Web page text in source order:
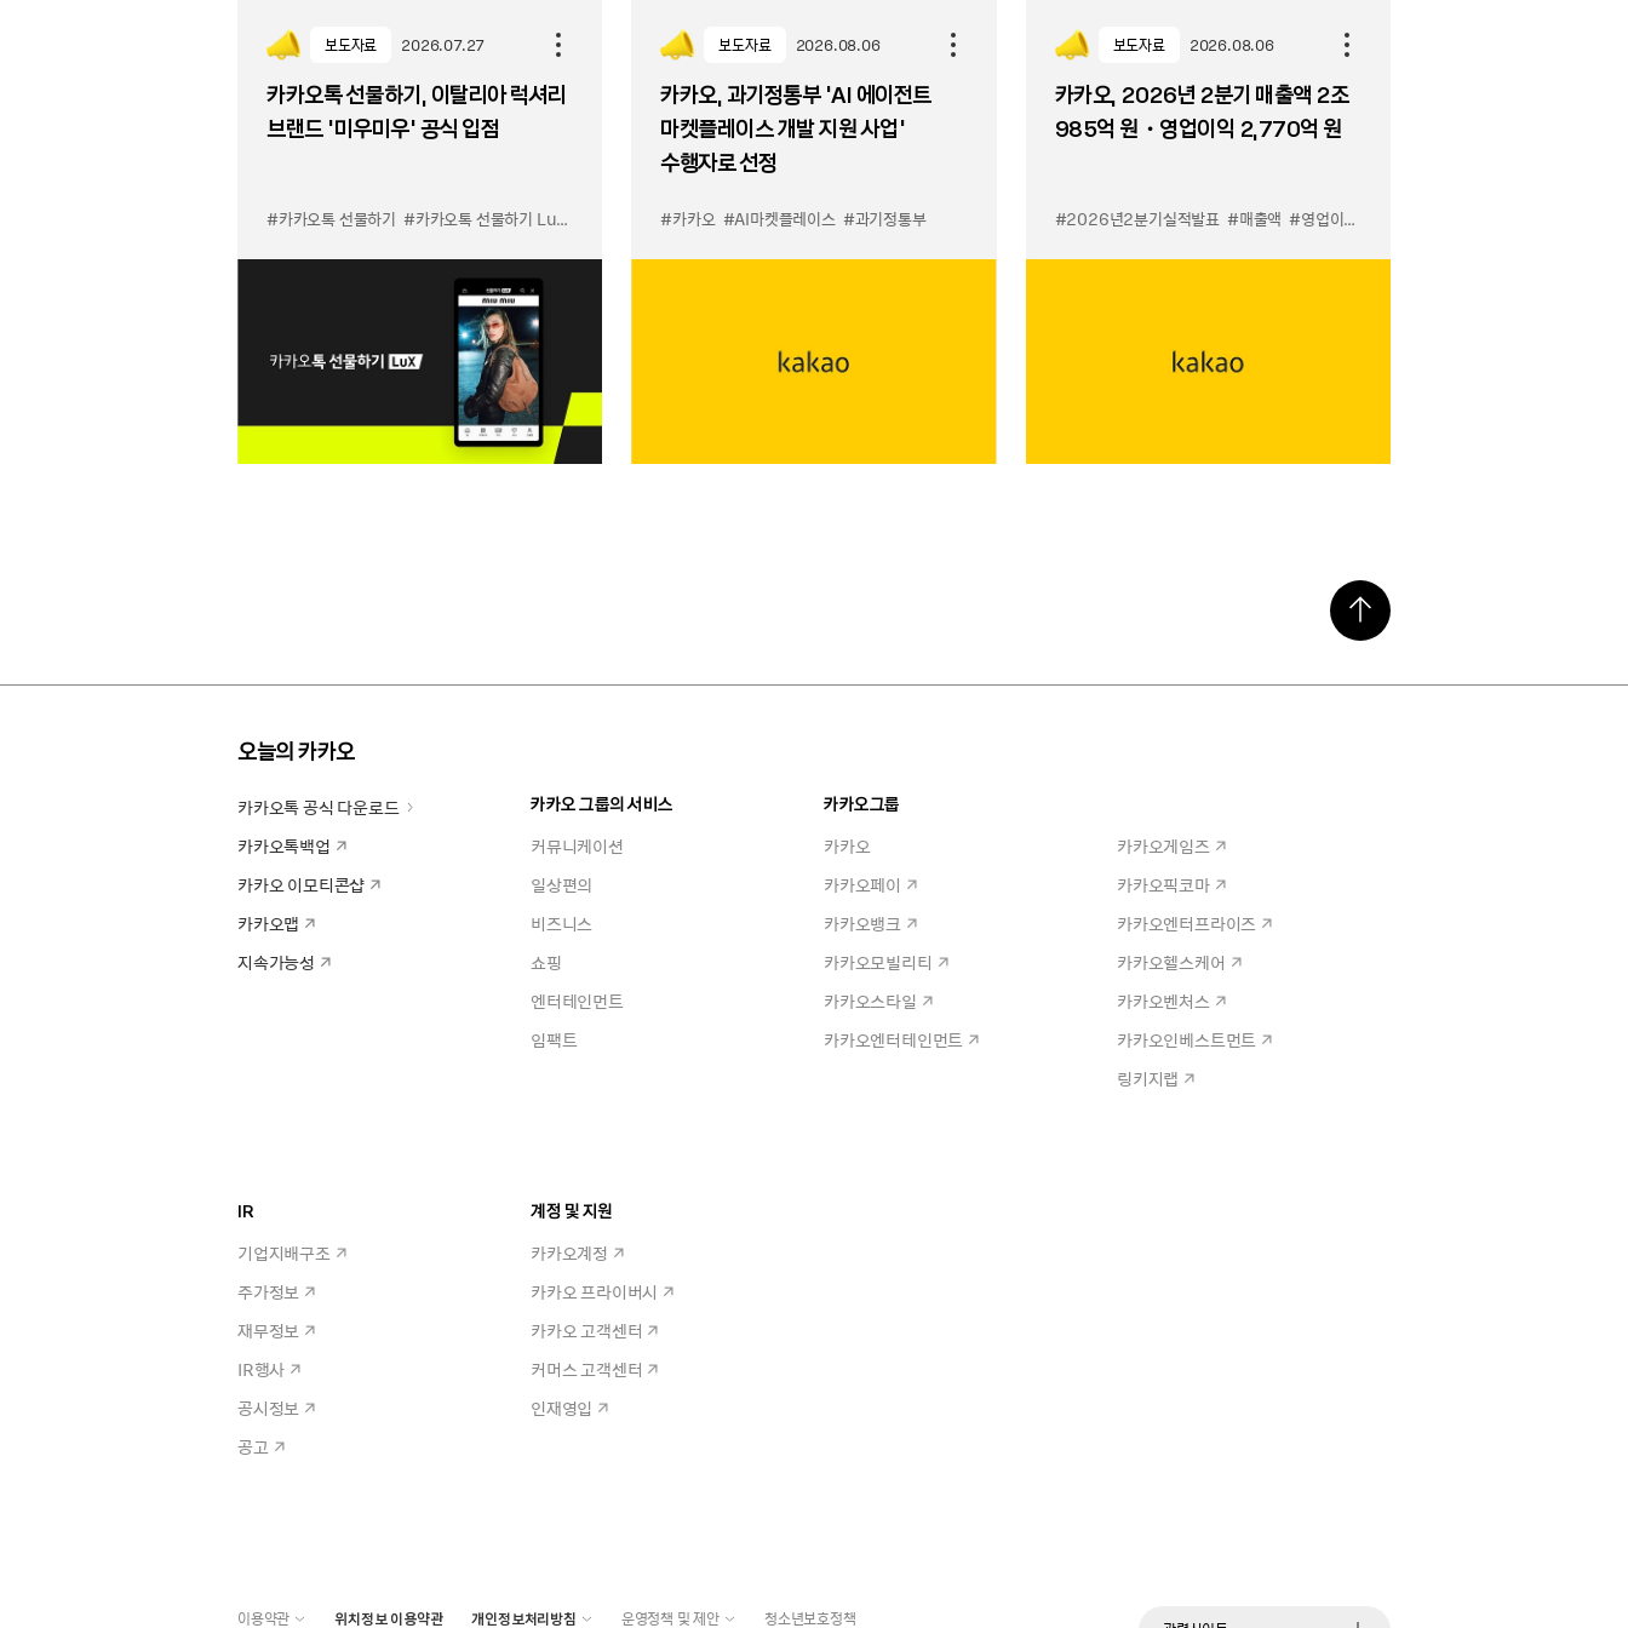
보도자료 2026.07.27
카카오톡 선물하기, 이탈리아 럭셔리
브랜드 '미우미우' 공식 입점
#카카오톡 선물하기 #카카오톡 선물하기 LuX 미우미우 입점 #선물하기 LuX #선물하기 미우미우 입점
보도자료 2026.08.06
카카오, 과기정통부 ‘AI 에이전트
마켓플레이스 개발 지원 사업’
수행자로 선정
#카카오 #AI마켓플레이스 #과기정통부
보도자료 2026.08.06
카카오, 2026년 2분기 매출액 2조
985억 원・영업이익 2,770억 원
#2026년2분기실적발표 #매출액 #영업이익
오늘의 카카오
카카오톡 공식 다운로드
카카오톡백업
카카오 이모티콘샵
카카오맵
지속가능성
카카오 그룹의 서비스
커뮤니케이션
일상편의
비즈니스
쇼핑
엔터테인먼트
임팩트
카카오그룹
카카오
카카오페이
카카오뱅크
카카오모빌리티
카카오스타일
카카오엔터테인먼트
카카오게임즈
카카오픽코마
카카오엔터프라이즈
카카오헬스케어
카카오벤처스
카카오인베스트먼트
링키지랩
IR
기업지배구조
주가정보
재무정보
IR행사
공시정보
공고
계정 및 지원
카카오계정
카카오 프라이버시
카카오 고객센터
커머스 고객센터
인재영입
이용약관 위치정보 이용약관 개인정보처리방침 운영정책 및 제안 청소년보호정책